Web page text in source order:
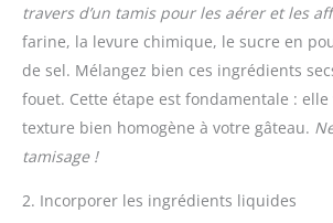
travers d’un tamis pour les aérer et les
farine, la levure chimique, le sucre en
de sel. Mélangez bien ces ingrédients
fouet. Cette étape est fondamentale :
texture bien homogène à votre gâteau.
tamisage !
2. Incorporer les ingrédients liquides